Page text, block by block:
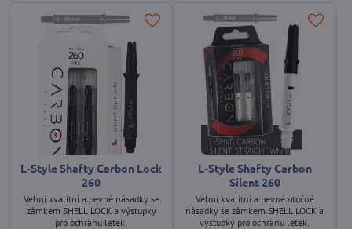
L-Style Shafty Carbon Lock
260
Velmi kvalitní a pevné násadky se
zámkem SHELL LOCK a výstupky
pro ochranu letek.
L-Style Shafty Carbon
Silent 260
Velmi kvalitní a pevné otočné
násadky se zámkem SHELL LOCK a
výstupky pro ochranu letek.